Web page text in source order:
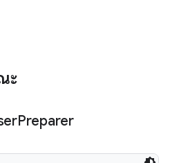
ะ
Preparer